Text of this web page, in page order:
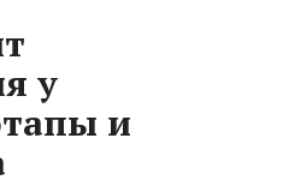
у
и